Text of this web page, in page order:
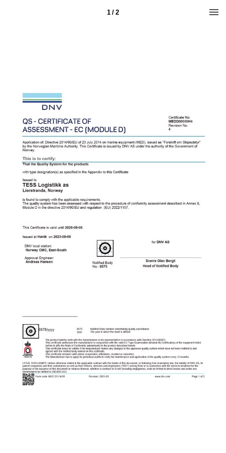
1 / 2